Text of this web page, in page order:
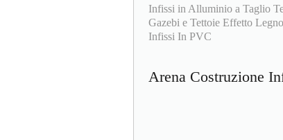
Infissi in Alluminio a Taglio
Gazebi e Tettoie Effetto
Infissi In PVC
Arena Costruzione